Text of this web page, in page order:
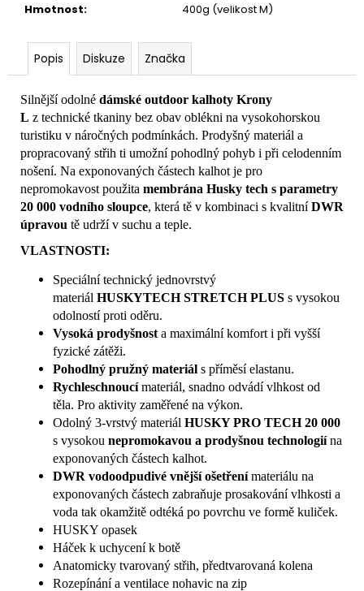
Hmotnost: 400g (velikost M)
Popis Diskuze Značka
Silnější odolné dámské outdoor kalhoty Krony
L z technické tkaniny bez obav oblékni na vysokohorskou
turistiku v náročných podmínkách. Prodyšný materiál a
propracovaný střih ti umožní pohodlný pohyb i při celodenním
nošení. Na exponovaných částech kalhot je pro
nepromokavost použita membrána Husky tech s parametry
20 000 vodního sloupce, která tě v kombinaci s kvalitníDWR
úpravou tě udrží v suchu a teple.
VLASTNOSTI:
Speciální technický jednovrstvý
materiál HUSKYTECH STRETCH PLUS s vysokou
odolností proti oděru.
Vysoká prodyšnost a maximální komfort i při vyšší
fyzické zátěži.
Pohodlný pružný materiál s příměsí elastanu.
Rychleschnoucímateriál, snadno odvádí vlhkost od
těla. Pro aktivity zaměřené na výkon.
Odolný 3-vrstvý materiál HUSKY PRO TECH 20 000
s vysokou nepromokavou a prodyšnou technologiína
exponovaných částech kalhot.
DWR vodoodpudivé vnější ošetřenímateriálu na
exponovaných částech zabraňuje prosakování vlhkosti a
voda tak okamžitě odtéká po povrchu ve formě kuliček.
HUSKY opasek
Háček k uchycení k botě
Anatomicky tvarovaný střih, předtvarovaná kolena
Rozepínání a ventilace nohavic na zip